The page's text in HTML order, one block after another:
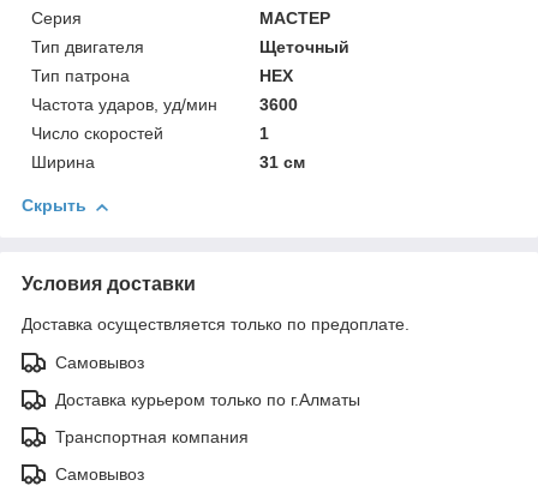
Серия
МАСТЕР
Тип двигателя
Щеточный
Тип патрона
HEX
Частота ударов, уд/мин
3600
Число скоростей
1
Ширина
31 см
Скрыть
Условия доставки
Доставка осуществляется только по предоплате.
Самовывоз
Доставка курьером только по г.Алматы
Транспортная компания
Самовывоз